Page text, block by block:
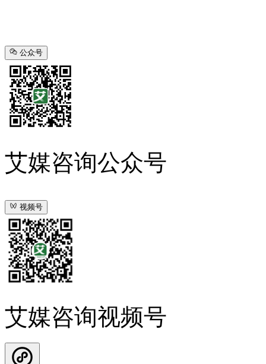
公众号
艾媒咨询公众号
视频号
艾媒咨询视频号